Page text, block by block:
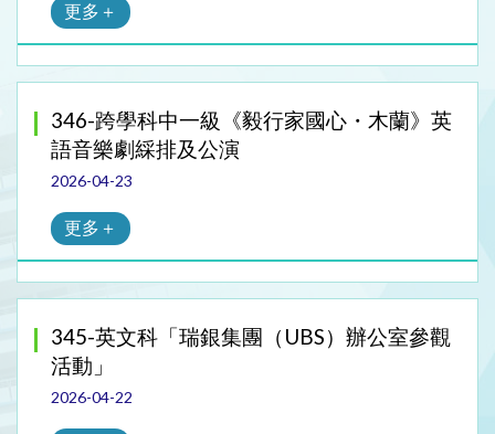
更多＋
346-跨學科中一級《毅行家國心・木蘭》英
語音樂劇綵排及公演
2026-04-23
更多＋
345-英文科「瑞銀集團（UBS）辦公室參觀
活動」
2026-04-22